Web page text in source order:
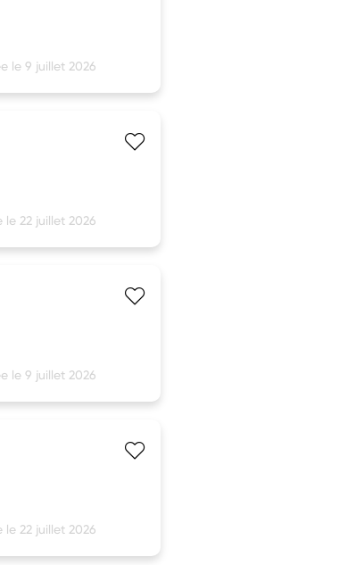
le 9 juillet 2026
le 22 juillet 2026
le 9 juillet 2026
le 22 juillet 2026